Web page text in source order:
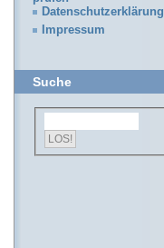
Datenschutzerklärung
Impressum
Suche